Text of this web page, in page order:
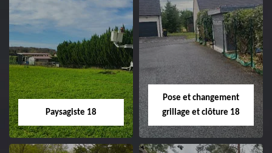
Paysagiste 18
Pose et changement
grillage et clôture 18